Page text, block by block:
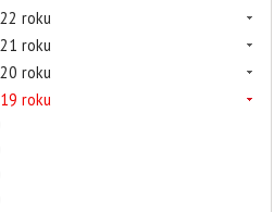
roku
roku
roku
roku